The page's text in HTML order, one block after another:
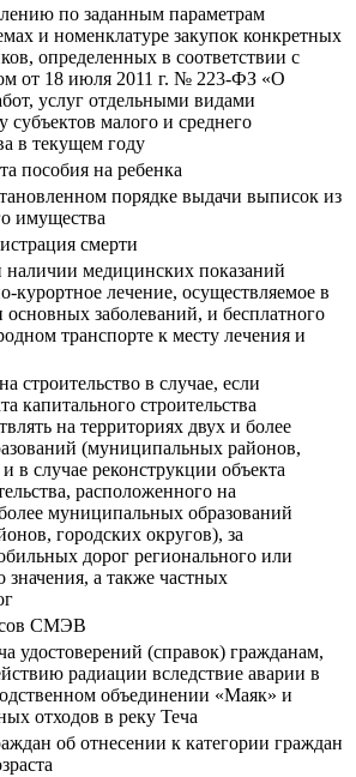
по заданным параметрам
и номенклатуре закупок конкретных
определенных в соответствии с
от 18 июля 2011 г. № 223-ФЗ «О
услуг отдельными видами
малого и среднего
в текущем году
пособия на ребенка
порядке выдачи выписок из
имущества
смерти
наличии медицинских показаний
курортное лечение, осуществляемое в
заболеваний, и бесплатного
транспорте к месту лечения и
строительство в случае, если
капитального строительства
на территориях двух и более
(муниципальных районов,
в случае реконструкции объекта
расположенного на
муниципальных образований
городских округов), за
дорог регионального или
а также частных
СМЭВ
удостоверений (справок) гражданам,
радиации вследствие аварии в
объединении «Маяк» и
отходов в реку Теча
об отнесении к категории граждан